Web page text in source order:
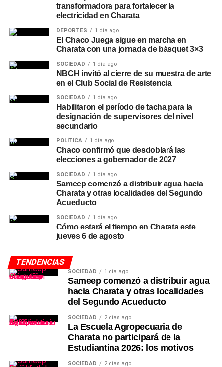
transformadora para fortalecer la
electricidad en Charata
DEPORTES 1 día ago
El Chaco Juega sigue en marcha en
Charata con una jornada de básquet 3×3
SOCIEDAD 1 día ago
NBCH invitó al cierre de su muestra de arte
en el Club Social de Resistencia
SOCIEDAD 1 día ago
Habilitaron el período de tacha para la
designación de supervisores del nivel
secundario
POLÍTICA 1 día ago
Chaco confirmó que desdoblará las
elecciones a gobernador de 2027
SOCIEDAD 1 día ago
Sameep comenzó a distribuir agua hacia
Charata y otras localidades del Segundo
Acueducto
SOCIEDAD 1 día ago
Cómo estará el tiempo en Charata este
jueves 6 de agosto
TENDENCIAS
SOCIEDAD 1 día ago
Sameep comenzó a distribuir agua
hacia Charata y otras localidades
del Segundo Acueducto
SOCIEDAD 2 días ago
La Escuela Agropecuaria de
Charata no participará de la
Estudiantina 2026: los motivos
SOCIEDAD 2 días ago